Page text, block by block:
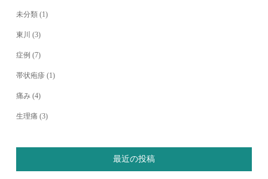
未分類 (1)
東川 (3)
症例 (7)
帯状疱疹 (1)
痛み (4)
生理痛 (3)
最近の投稿